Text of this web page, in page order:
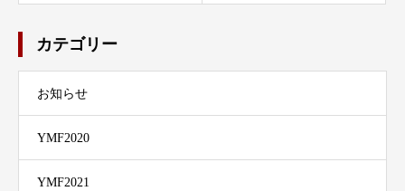
カテゴリー
お知らせ
YMF2020
YMF2021